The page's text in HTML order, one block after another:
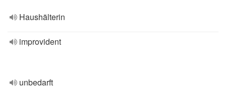
Haushälterin
improvident
unbedarft